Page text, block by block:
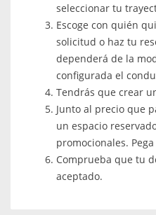
seleccionar tu
Escoge con quién
solicitud o haz tu
dependerá de la
configurada el
Tendrás que crear
Junto al precio que
un espacio
promocionales.
Comprueba que tu
aceptado.